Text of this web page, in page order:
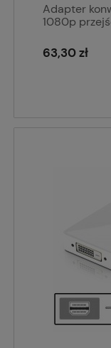
Adapter
1080p
63,30 zł